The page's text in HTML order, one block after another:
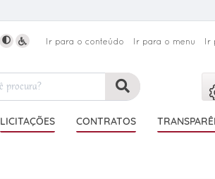
Ir para o conteúdo Ir para o menu Ir
LICITAÇÕES CONTRATOS